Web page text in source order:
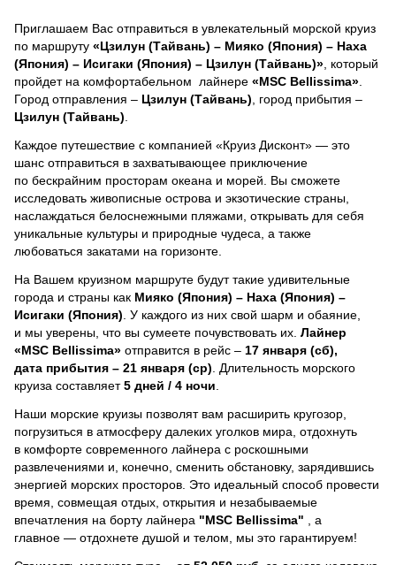
Приглашаем Вас отправиться в увлекательный морской круиз
по маршруту «Цзилун (Тайвань) – Мияко (Япония) – Наха
(Япония) – Исигаки (Япония) – Цзилун (Тайвань)» , который
пройдет на комфортабельном лайнере «MSC Bellissima»
Город отправления – Цзилун (Тайвань) , город прибытия –
Цзилун (Тайвань)
Каждое путешествие с компанией «Круиз Дисконт» — это
шанс отправиться в захватывающее приключение
по бескрайним просторам океана и морей. Вы сможете
исследовать живописные острова и экзотические страны,
наслаждаться белоснежными пляжами, открывать для себя
уникальные культуры и природные чудеса, а также
любоваться закатами на горизонте.
На Вашем круизном маршруте будут такие удивительные
города и страны как Мияко (Япония) – Наха (Япония) –
Исигаки (Япония) . У каждого из них свой шарм и обаяние,
и мы уверены, что вы сумеете почувствовать их. Лайнер
«MSC Bellissima» отправится в рейс – 17 января (сб),
дата прибытия – 21 января (ср) . Длительность морского
круиза составляет5 дней / 4 ночи
Наши морские круизы позволят вам расширить кругозор,
погрузиться в атмосферу далеких уголков мира, отдохнуть
в комфорте современного лайнера с роскошными
развлечениями и, конечно, сменить обстановку, зарядившись
энергией морских просторов. Это идеальный способ провести
время, совмещая отдых, открытия и незабываемые
впечатления на борту лайнера "MSC Bellissima"
, a
главное — отдохнете душой и телом, мы это гарантируем!